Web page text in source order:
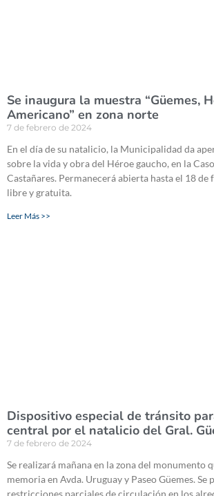
Se inaugura la muestra “Güemes,
Americano” en zona norte
7 de febrero de 2024
En el día de su natalicio, la Municipalidad da
sobre la vida y obra del Héroe gaucho, en la
Castañares. Permanecerá abierta hasta el 18
libre y gratuita.
Leer Más >>
Dispositivo especial de tránsito
central por el natalicio del Gral.
7 de febrero de 2024
Se realizará mañana en la zona del monumento
memoria en Avda. Uruguay y Paseo Güemes. Se